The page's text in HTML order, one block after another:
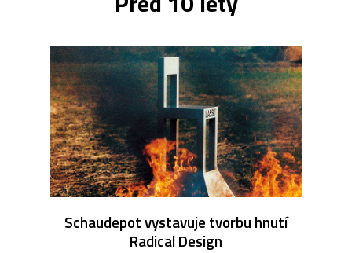
Schaudepot vystavuje tvorbu hnutí
Radical Design